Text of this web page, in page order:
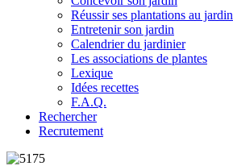
Réussir ses plantations au jardin
Entretenir son jardin
Calendrier du jardinier
Les associations de plantes
Lexique
Idées recettes
F.A.Q.
Rechercher
Recrutement